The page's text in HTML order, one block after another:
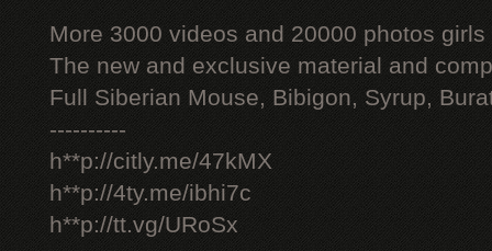
More 3000 videos and 20000 photos
The new and exclusive material and
Full Siberian Mouse, Bibigon, Syrup,
----------
h**p://citly.me/47kMX
h**p://4ty.me/ibhi7c
h**p://tt.vg/URoSx